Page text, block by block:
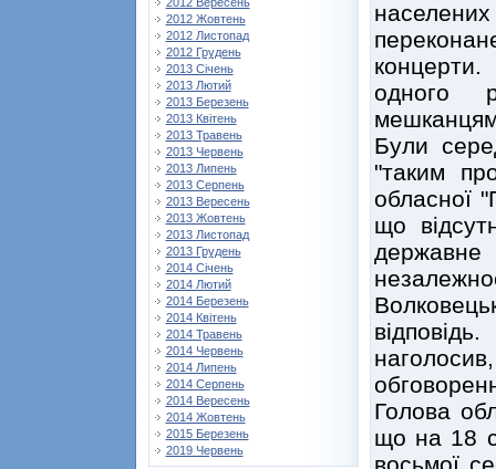
2012 Жовтень
2012 Листопад
2012 Грудень
2013 Січень
2013 Лютий
2013 Березень
2013 Квітень
2013 Травень
2013 Червень
2013 Липень
2013 Серпень
2013 Вересень
2013 Жовтень
2013 Листопад
2013 Грудень
2014 Січень
2014 Лютий
2014 Березень
2014 Квітень
2014 Травень
2014 Червень
2014 Липень
2014 Серпень
2014 Вересень
2014 Жовтень
2015 Березень
2019 Червень
одного
Були
"таким
обласної
що
державне
Голова
що на 18
восьмої